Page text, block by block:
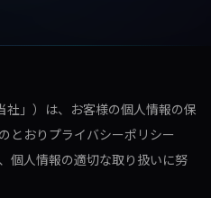
社」）は、お客様の個人情報の保
とおりプライバシーポリシー
個人情報の適切な取り扱いに努